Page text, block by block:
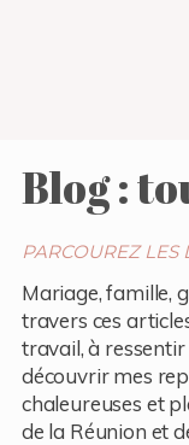
Blog :
PARCOUREZ LES
Mariage, famille,
travers ces
travail, à ressentir
découvrir mes
chaleureuses et
de la Réunion et